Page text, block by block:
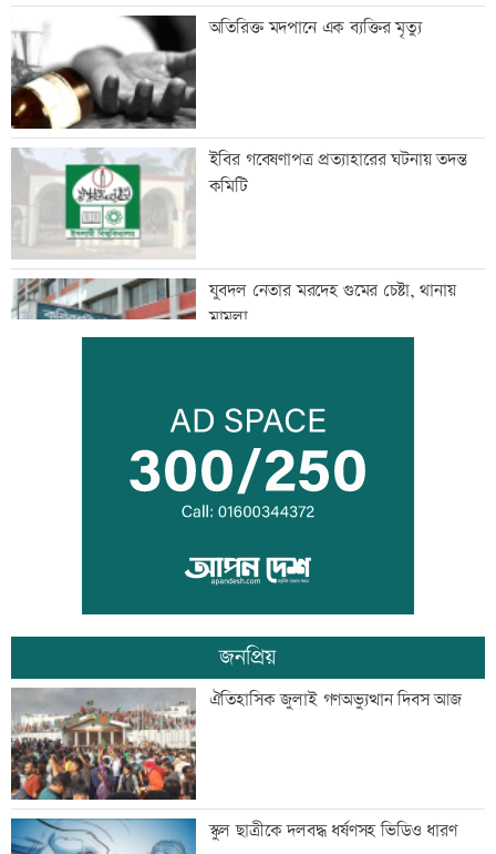
অতিরিক্ত মদপানে এক ব্যক্তির মৃত্যু
ইবির গবেষণাপত্র প্রত্যাহারের ঘটনায় তদন্ত
কমিটি
যুবদল নেতার মরদেহ গুমের চেষ্টা, থানায়
মামলা
দেশকে কী দিতে পারলাম, সেটিই গুরুত্বপূর্ণ:
প্রধানমন্ত্রী
ভেজা চুলে ঘুমাচ্ছেন? জানুন এর প্রভাব
যুক্তরাষ্ট্রে এক মাসে ৫১ হাজার অভিবাসী
গ্রেফতার
কালীগঞ্জের সেন্ট নিকোলাস চার্চ: ঐতিহ্য ও
সম্প্রীতির প্রতীক
জনপ্রিয়
ঐতিহাসিক জুলাই গণঅভ্যুত্থান দিবস আজ
স্কুল ছাত্রীকে দলবদ্ধ ধর্ষণসহ ভিডিও ধারণ